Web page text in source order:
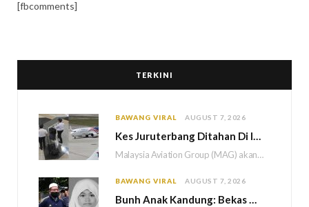
[fbcomments]
TERKINI
BAWANG VIRAL AUGUST 7, 2026
Kes Juruterbang Ditahan Di Indonesia, MAG Wajibkan Saringan Dadah 1,260 Juruterbang Malaysia Airlines
Malaysia Aviation Group (MAG) akan melaksanakan saringan dadah mandatori terhadap semua juruterbang Malaysia Airlines sebagai…
BAWANG VIRAL AUGUST 7, 2026
Bunh Anak Kandung: Bekas Anggota Tentera Terlepas Hukuman M